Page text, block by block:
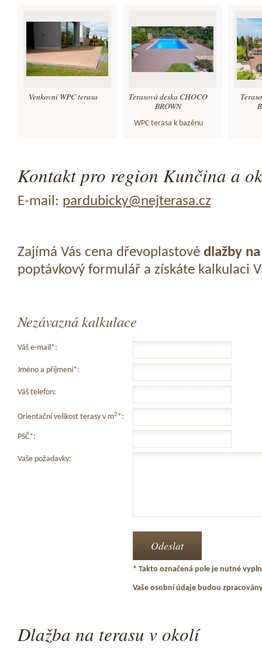
Venkovní WPC terasa
Terasová deska CHOCO
BROWN
WPC terasa k bazénu
Kontakt pro region Kunčina a
E-mail: pardubicky@nejterasa.cz
Zajímá Vás cena dřevoplastové dlažby
poptávkový formulář a získáte kalkulaci
Nezávazná kalkulace
Váš e-mail*:
Jméno a příjmení*:
Váš telefon:
Orientační velikost terasy v m2*:
PSČ*:
Vaše požadavky:
* Takto označená pole je nutné
Vaše osobní údaje budou
Dlažba na terasu v okolí